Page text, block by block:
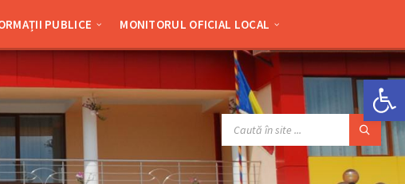
Deschide bara de unelte
PUBLICE MONITORUL OFICIAL LOCAL